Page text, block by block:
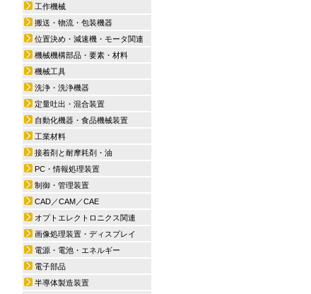
工作機械
搬送・物流・包装機器
位置決め・減速機・モータ関連
機械機構部品・要素・材料
機械工具
洗浄・洗浄機器
定量吐出・混合装置
自動化機器・食品機械装置
工業材料
接着剤と耐摩耗剤・油
PC・情報処理装置
制御・管理装置
CAD／CAM／CAE
オプトエレクトロニクス関連
画像処理装置・ディスプレイ
電源・電池・エネルギー
電子部品
半導体製造装置